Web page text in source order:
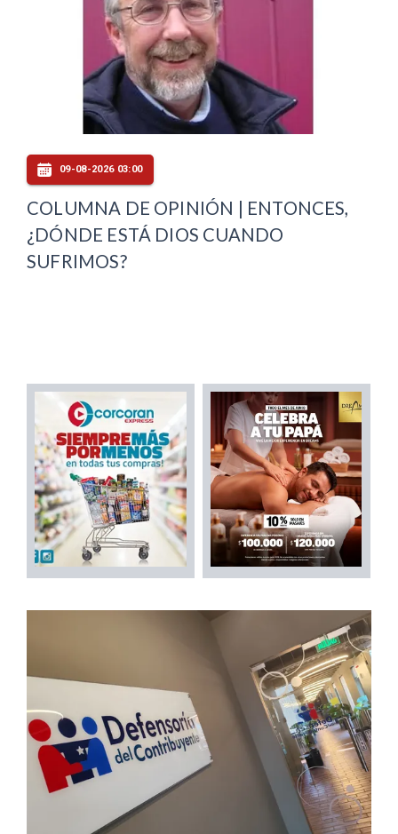
09-08-2026 03:00
COLUMNA DE OPINIÓN | ENTONCES,
¿DÓNDE ESTÁ DIOS CUANDO
SUFRIMOS?